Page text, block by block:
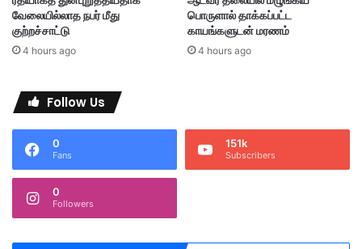
டி
வு
-
ஹ்
மி
வேலையில்லாத நபர் மீது
குற்றச்சாட்டு
4 hours ago
பொருளால் தாக்கப்பட்ட
காயங்களுடன் மரணம்
4 hours ago
Follow Us
0
Fans
151k
Subscribers
0
Followers